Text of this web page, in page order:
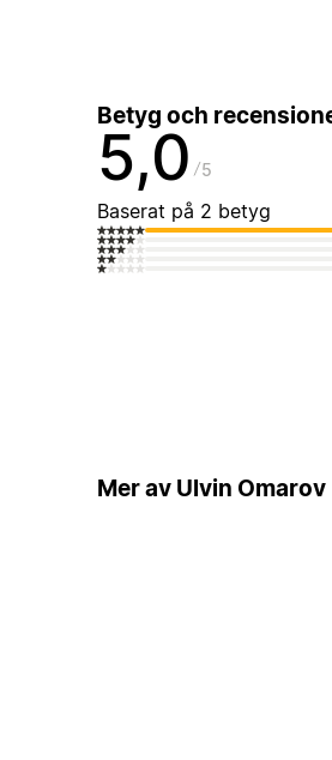
Betyg och
5,0 5
Baserat på 2 betyg
Mer av Ulvin Omarov